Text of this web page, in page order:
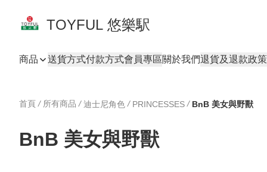
TOYFUL 悠樂駅
商品 送貨方式付款方式會員專區關於我們退貨及退款政策
首頁 / 所有商品 / 迪士尼角色 / PRINCESSES / BnB 美女與野獸
BnB 美女與野獸